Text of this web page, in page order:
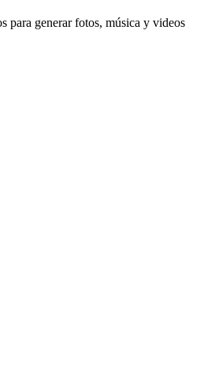
para generar fotos, música y videos